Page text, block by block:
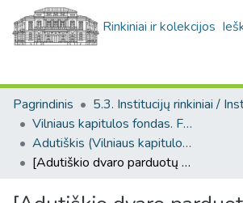
Rinkiniai ir kolekcijos
Pagrindinis
Vilniaus kapitulos fondas. F43
Adutiškis (Vilniaus kapitulos fondas. F43. Bažnytinės valdos)
[Adutiškio dvaro parduotų grūdų ir kitų produktų 1824-1829 m. apyskaita].